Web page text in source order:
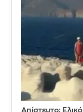
Απίστευτο: